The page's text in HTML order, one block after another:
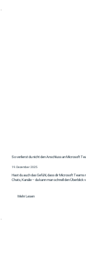
So verlierst du nicht den Anschluss an Microsoft
19. Dezember 2025
Hast du auch das Gefühl, dass dir Microsoft
Chats, Kanäle – da kann man schnell den Überblick
Mehr Lesen